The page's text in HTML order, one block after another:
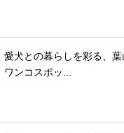
愛犬との暮らしを彩る、
ワンコスポッ...